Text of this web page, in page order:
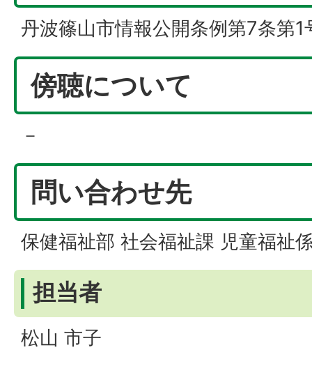
丹波篠山市情報公開条例第7条第
傍聴について
－
問い合わせ先
保健福祉部 社会福祉課 児童福祉
担当者
松山 市子